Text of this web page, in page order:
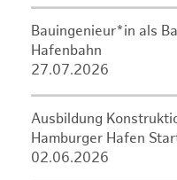
Bauingenieur*in als
Hafenbahn
27.07.2026
Ausbildung
Hamburger Hafen
02.06.2026